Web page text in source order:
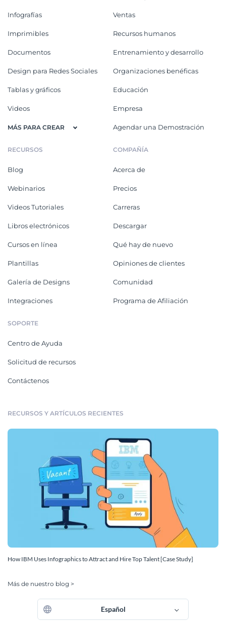
Infografías
Imprimibles
Documentos
Design para Redes Sociales
Tablas y gráficos
Videos
MÁS PARA CREAR
Ventas
Recursos humanos
Entrenamiento y desarrollo
Organizaciones benéficas
Educación
Empresa
Agendar una Demostración
RECURSOS
Blog
Webinarios
Videos Tutoriales
Libros electrónicos
Cursos en línea
Plantillas
Galería de Designs
Integraciones
COMPAÑÍA
Acerca de
Precios
Carreras
Descargar
Qué hay de nuevo
Opiniones de clientes
Comunidad
Programa de Afiliación
SOPORTE
Centro de Ayuda
Solicitud de recursos
Contáctenos
RECURSOS Y ARTÍCULOS RECIENTES
How IBM Uses Infographics to Attract and Hire Top Talent [Case Study]
Más de nuestro blog >
Español